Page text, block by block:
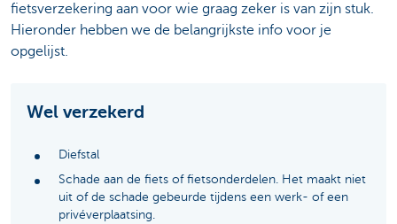
fietsverzekering aan voor wie graag zeker is van zijn stuk.
Hieronder hebben we de belangrijkste info voor je
opgelijst.
Wel verzekerd
Diefstal
Schade aan de fiets of fietsonderdelen. Het maakt niet
uit of de schade gebeurde tijdens een werk- of een
privéverplaatsing.